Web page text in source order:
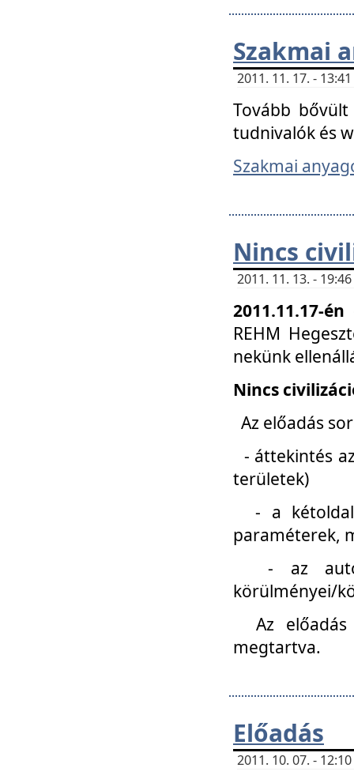
Szakmai
2011. 11. 17. -
Tovább bővült
tudnivalók és
Szakmai
Nincs
2011. 11. 13. -
2011.11.17-
REHM
nekünk
Nincs
Az előadás
- áttekintés
területek)
- a kétoldali
paraméterek,
- az
körülményei/
Az
megtartva.
Előadás
2011. 10. 07. -